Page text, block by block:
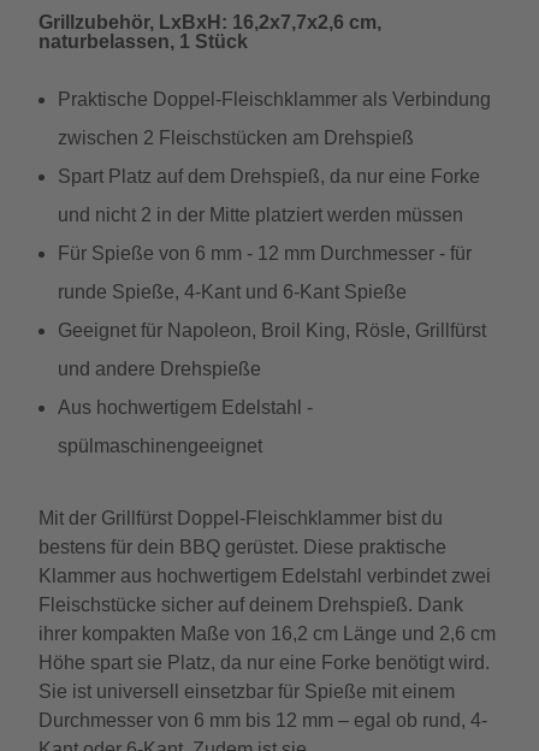
Grillzubehör, LxBxH: 16,2x7,7x2,6 cm,
naturbelassen, 1 Stück
Praktische Doppel-Fleischklammer als Verbindung
zwischen 2 Fleischstücken am Drehspieß
Spart Platz auf dem Drehspieß, da nur eine Forke
und nicht 2 in der Mitte platziert werden müssen
Für Spieße von 6 mm - 12 mm Durchmesser - für
runde Spieße, 4-Kant und 6-Kant Spieße
Geeignet für Napoleon, Broil King, Rösle, Grillfürst
und andere Drehspieße
Aus hochwertigem Edelstahl -
spülmaschinengeeignet
Mit der Grillfürst Doppel-Fleischklammer bist du
bestens für dein BBQ gerüstet. Diese praktische
Klammer aus hochwertigem Edelstahl verbindet zwei
Fleischstücke sicher auf deinem Drehspieß. Dank
ihrer kompakten Maße von 16,2 cm Länge und 2,6 cm
Höhe spart sie Platz, da nur eine Forke benötigt wird.
Sie ist universell einsetzbar für Spieße mit einem
Durchmesser von 6 mm bis 12 mm – egal ob rund, 4-